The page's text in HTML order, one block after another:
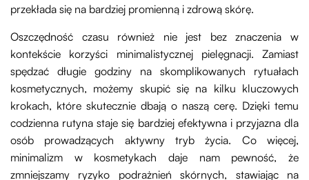
przekłada się na bardziej promienną i zdrową skórę.
Oszczędność czasu również nie jest bez znaczenia w
kontekście korzyści minimalistycznej pielęgnacji. Zamiast
spędzać długie godziny na skomplikowanych rytuałach
kosmetycznych, możemy skupić się na kilku kluczowych
krokach, które skutecznie dbają o naszą cerę. Dzięki temu
codzienna rutyna staje się bardziej efektywna i przyjazna dla
osób prowadzących aktywny tryb życia. Co więcej,
minimalizm w kosmetykach daje nam pewność, że
zmniejszamy ryzyko podrażnień skórnych, stawiając na